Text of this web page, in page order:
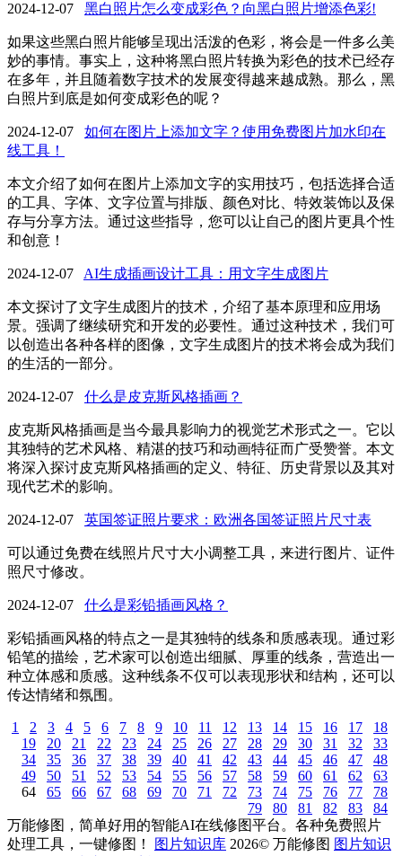
2024-12-07 黑白照片怎么变成彩色？向黑白照片增添色彩!
如果这些黑白照片能够呈现出活泼的色彩，将会是一件多么美
妙的事情。事实上，这种将黑白照片转换为彩色的技术已经存
在多年，并且随着数字技术的发展变得越来越成熟。那么，黑
白照片到底是如何变成彩色的呢？
2024-12-07
如何在图片上添加文字？使用免费图片加水印在
线工具！
本文介绍了如何在图片上添加文字的实用技巧，包括选择合适
的工具、字体、文字位置与排版、颜色对比、特效装饰以及保
存与分享方法。通过这些指导，您可以让自己的图片更具个性
和创意！
2024-12-07 AI生成插画设计工具：用文字生成图片
本文探讨了文字生成图片的技术，介绍了基本原理和应用场
景。强调了继续研究和开发的必要性。通过这种技术，我们可
以创造出各种各样的图像，文字生成图片的技术将会成为我们
的生活的一部分。
2024-12-07 什么是皮克斯风格插画？
皮克斯风格插画是当今最具影响力的视觉艺术形式之一。它以
其独特的艺术风格、精湛的技巧和动画特征而广受赞誉。本文
将深入探讨皮克斯风格插画的定义、特征、历史背景以及其对
现代艺术的影响。
2024-12-07 英国签证照片要求：欧洲各国签证照片尺寸表
可以通过免费在线照片尺寸大小调整工具，来进行图片、证件
照尺寸修改。
2024-12-07 什么是彩铅插画风格？
彩铅插画风格的特点之一是其独特的线条和质感表现。通过彩
铅笔的描绘，艺术家可以创造出细腻、厚重的线条，营造出一
种立体感和质感。这种线条不仅可以表现形状和结构，还可以
传达情绪和氛围。
1 2 3 4 5 6 7 8 9 10 11 12 13 14 15 16 17
18
19
20 21 22 23 24 25 26 27 28 29 30 31 32
33
34
35 36 37 38 39 40 41 42 43 44 45 46 47
48
49
50 51 52 53 54 55 56 57 58 59 60 61 62
63
64 65 66 67 68 69 70 71 72 73 74 75 76 77
78
79
80 81 82 83
84
万能修图，简单好用的智能AI在线修图平台。各种免费照片
处理工具，一键修图！
图片知识库 2026© 万能修图 图片知识